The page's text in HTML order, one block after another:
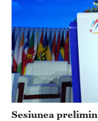
Sesiunea